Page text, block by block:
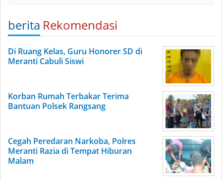
berita Rekomendasi
Di Ruang Kelas, Guru Honorer SD di
Meranti Cabuli Siswi
Korban Rumah Terbakar Terima
Bantuan Polsek Rangsang
Cegah Peredaran Narkoba, Polres
Meranti Razia di Tempat Hiburan
Malam